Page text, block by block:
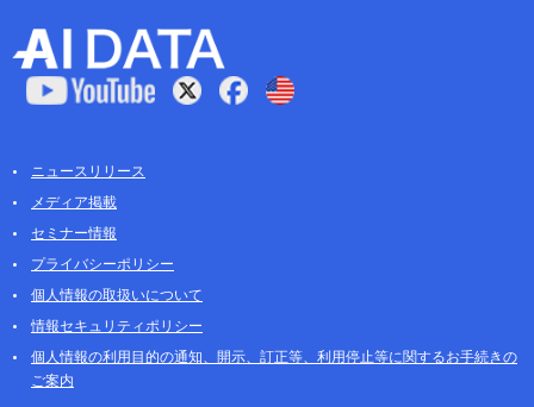
ニュースリリース
メディア掲載
セミナー情報
プライバシーポリシー
個人情報の取扱いについて
情報セキュリティポリシー
個人情報の利用目的の通知、開示、訂正等、利用停止等に関するお手続きの
ご案内